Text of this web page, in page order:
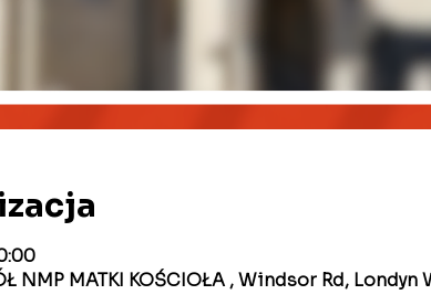
NMP MATKI KOŚCIOŁA , Windsor Rd,